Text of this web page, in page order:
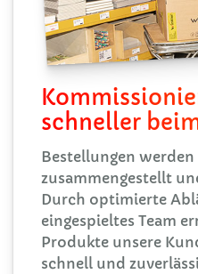
schneller
Bestellungen
zusammengestellt
Durch optimierte
eingespieltes Team
Produkte unsere
schnell und